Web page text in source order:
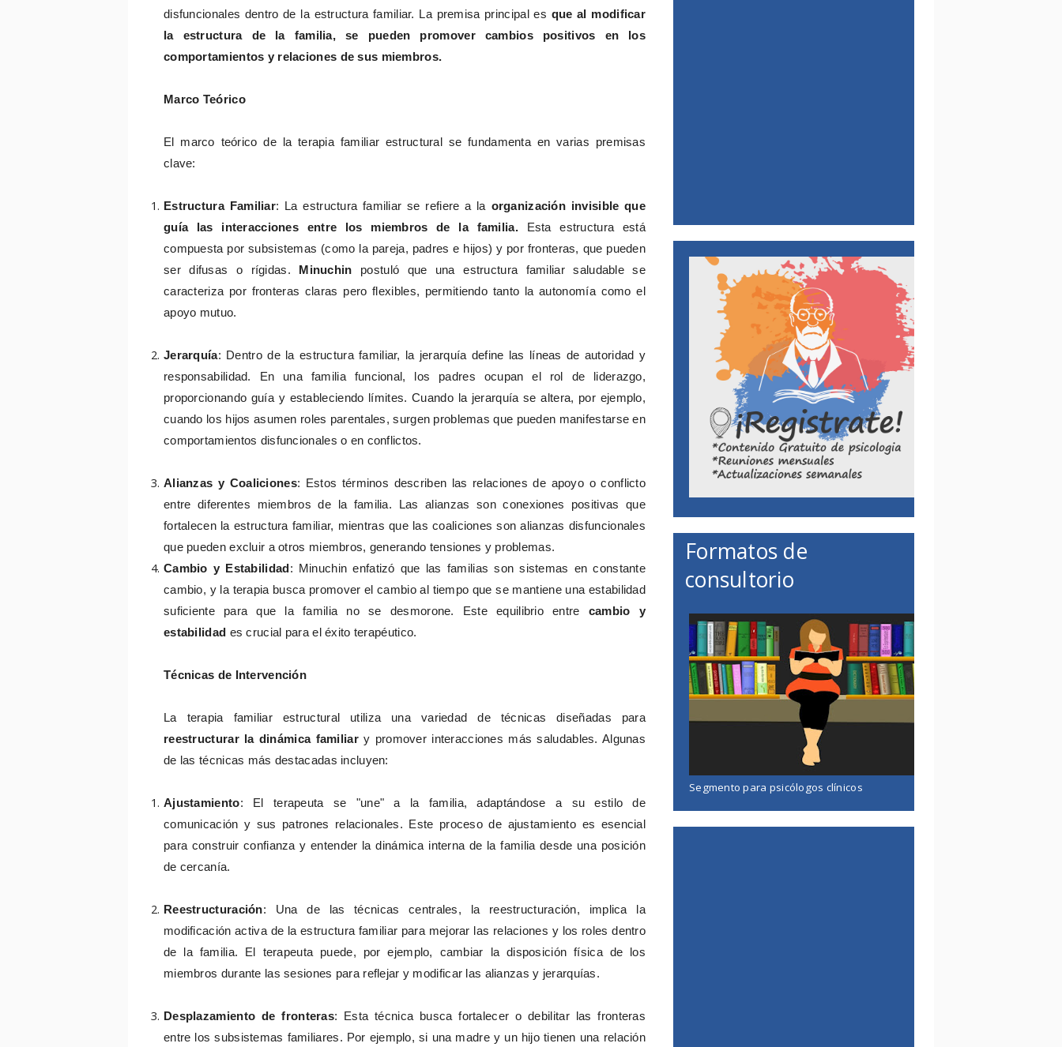
disfuncionales dentro de la estructura familiar. La premisa principal es que al modificar
la estructura de la familia, se pueden promover cambios positivos en los
comportamientos y relaciones de sus miembros.
Marco Teórico
El marco teórico de la terapia familiar estructural se fundamenta en varias premisas
clave:
Estructura Familiar: La estructura familiar se refiere a la organización invisible que
guía las interacciones entre los miembros de la familia.
Esta estructura está
compuesta por subsistemas (como la pareja, padres e hijos) y por fronteras, que pueden
ser difusas o rígidas.
Minuchin postuló que una estructura familiar saludable se
caracteriza por fronteras claras pero flexibles, permitiendo tanto la autonomía como el
apoyo mutuo.
Jerarquía: Dentro de la estructura familiar, la jerarquía define las líneas de autoridad y
responsabilidad. En una familia funcional, los padres ocupan el rol de liderazgo,
proporcionando guía y estableciendo límites. Cuando la jerarquía se altera, por ejemplo,
cuando los hijos asumen roles parentales, surgen problemas que pueden manifestarse en
comportamientos disfuncionales o en conflictos.
Alianzas y Coaliciones: Estos términos describen las relaciones de apoyo o conflicto
entre diferentes miembros de la familia. Las alianzas son conexiones positivas que
fortalecen la estructura familiar, mientras que las coaliciones son alianzas disfuncionales
que pueden excluir a otros miembros, generando tensiones y problemas.
Cambio y Estabilidad : Minuchin enfatizó que las familias son sistemas en constante
cambio, y la terapia busca promover el cambio al tiempo que se mantiene una estabilidad
suficiente para que la familia no se desmorone. Este equilibrio entre cambio y
estabilidad es crucial para el éxito terapéutico.
Técnicas de Intervención
La terapia familiar estructural utiliza una variedad de técnicas diseñadas para
reestructurar la dinámica familiary promover interacciones más saludables. Algunas
de las técnicas más destacadas incluyen:
Ajustamiento: El terapeuta se "une" a la familia, adaptándose a su estilo de
comunicación y sus patrones relacionales. Este proceso de ajustamiento es esencial
para construir confianza y entender la dinámica interna de la familia desde una posición
de cercanía.
Reestructuración: Una de las técnicas centrales, la reestructuración, implica la
modificación activa de la estructura familiar para mejorar las relaciones y los roles dentro
de la familia. El terapeuta puede, por ejemplo, cambiar la disposición física de los
miembros durante las sesiones para reflejar y modificar las alianzas y jerarquías.
Desplazamiento de fronteras: Esta técnica busca fortalecer o debilitar las fronteras
entre los subsistemas familiares. Por ejemplo, si una madre y un hijo tienen una relación
Formatos de
consultorio
Segmento para psicólogos clínicos